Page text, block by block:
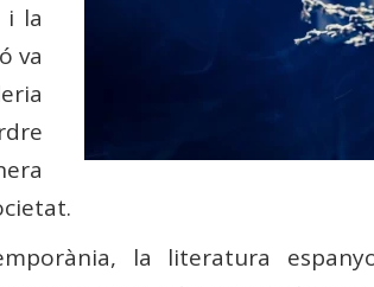
i la
va
la literatura